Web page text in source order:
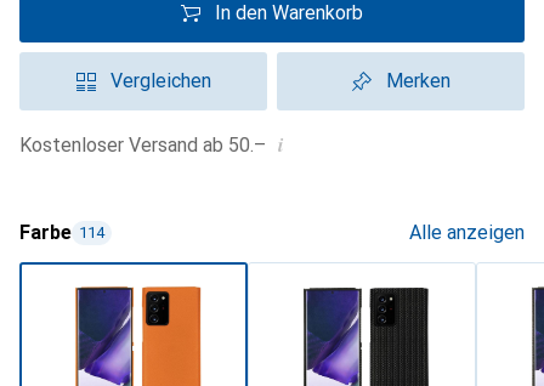
In den Warenkorb
Vergleichen Merken
Kostenloser Versand ab 50.– i
Farbe 114 Alle anzeigen